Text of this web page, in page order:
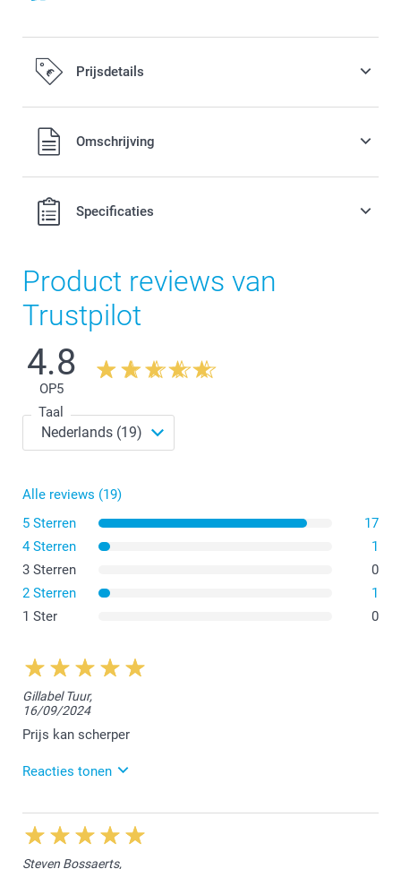
Prijsdetails
Alle prijzen zijn in EURO (€) inclusief BTW en exclusief
verzendkosten.Omschrijving
Specificaties
Product reviews van
Trustpilot
4.8
OP5
Taal
Alle reviews (19)
5 Sterren
17
4 Sterren
1
3 Sterren
0
2 Sterren
1
1 Ster
0
Gillabel Tuur,
16/09/2024
Prijs kan scherper
Reacties tonen
17/09/2024
13:10
Dag Tuur,
Steven Bossaerts,